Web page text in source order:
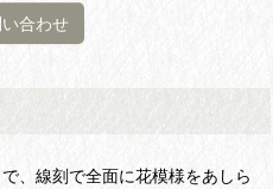
合わせ
、線刻で全面に花模様をあしら